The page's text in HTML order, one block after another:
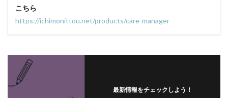
こちら
https://ichimonittou.net/products/care-manager
最新情報をチェックしよう！